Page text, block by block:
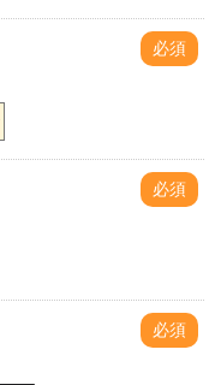
必須
必須
必須